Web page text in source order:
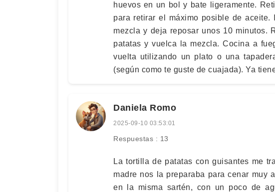
huevos en un bol y bate ligeramente.
para retirar el máximo posible de
mezcla y deja reposar unos 10 minutos.
patatas y vuelca la mezcla. Cocina a
vuelta utilizando un plato o una
(según como te guste de cuajada). Ya
Daniela Romo
2025-09-10 03:53:01
Respuestas : 13
La tortilla de patatas con guisantes me
madre nos la preparaba para cenar muy
en la misma sartén, con un poco de